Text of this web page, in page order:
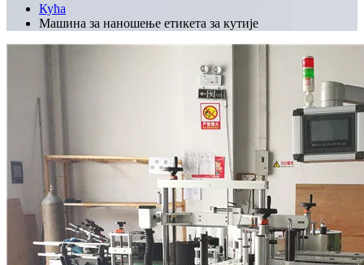
Кућа
Машина за наношење етикета за кутије